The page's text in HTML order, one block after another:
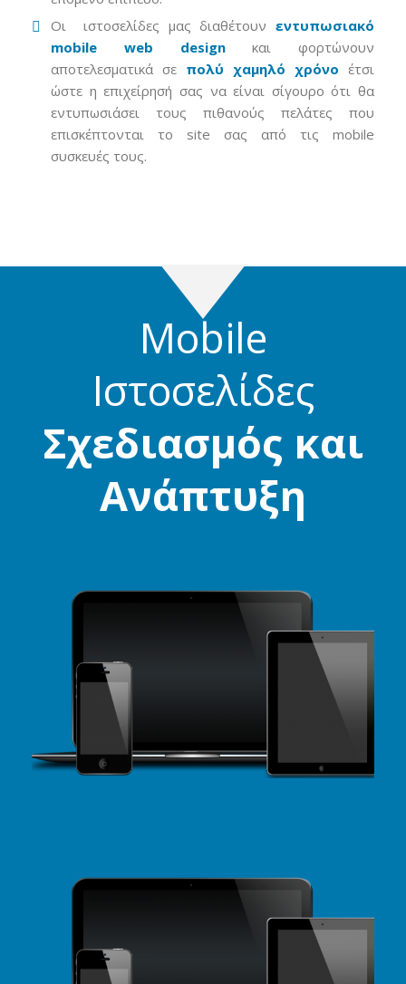
Οι ιστοσελίδες μας διαθέτουν εντυπωσιακό
mobile web designκαι φορτώνουν
αποτελεσματικά σε πολύ χαμηλό χρόνο έτσι
ώστε η επιχείρησή σας να είναι σίγουρο ότι θα
εντυπωσιάσει τους πιθανούς πελάτες που
επισκέπτονται το site σας από τις mobile
συσκευές τους.
Mobile
Ιστοσελίδες
Σχεδιασμός και
Ανάπτυξη